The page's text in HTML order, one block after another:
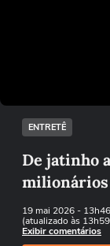
ENTRETÊ
De jatinho
milionários
19 mai 2026- 13h46
(atualizado às
Exibir comentários